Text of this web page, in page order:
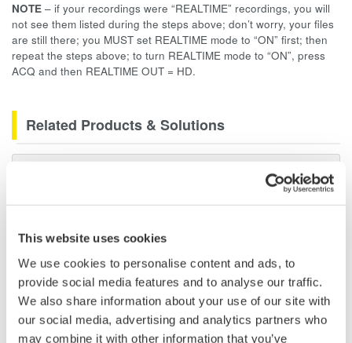
This website uses cookies
We use cookies to personalise content and ads, to
provide social media features and to analyse our traffic.
We also share information about your use of our site with
our social media, advertising and analytics partners who
may combine it with other information that you’ve
NOTE – if your recordings were “REALTIME” recordings, you will
not see them listed during the steps above; don’t worry, your files
are still there; you MUST set REALTIME mode to “ON” first; then
repeat the steps above; to turn REALTIME mode to “ON”, press
ACQ and then REALTIME OUT = HD.
Related Products & Solutions
höchste Flexibilität und
Anzeige, Speicherung und sogar
zur Auslösung unterschiedlichster physikalischer oder
elektrischer Phänomene.